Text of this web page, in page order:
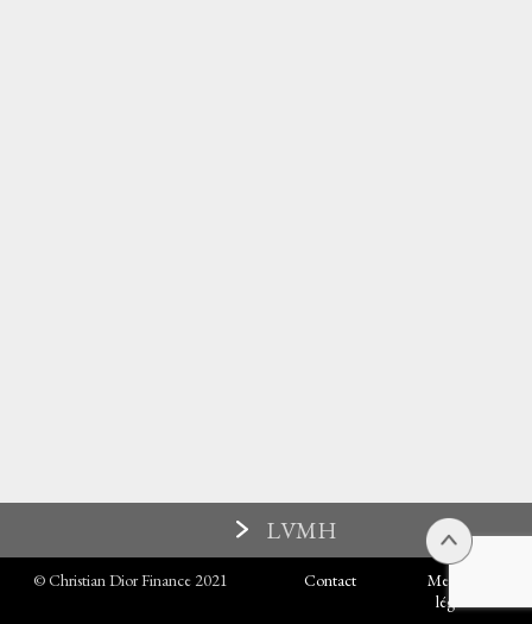
LVMH
© Christian Dior Finance 2021 Contact
Mentions
légales